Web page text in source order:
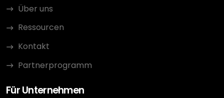
Über uns
Ressourcen
Kontakt
Partnerprogramm
Für Unternehmen